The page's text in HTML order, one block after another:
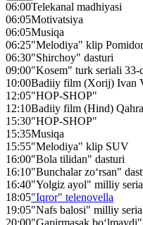
06:00Telekanal madhiyasi
06:05Motivatsiya
06:05Musiqa
06:25"Melodiya" klip
06:30"Shirchoy" dasturi
09:00"Kosem" turk seriali 33-
10:00Badiiy film (Xorij) Ivan
12:05"HOP-SHOP"
12:10Badiiy film (Hind)
15:30"HOP-SHOP"
15:35Musiqa
15:55"Melodiya" klip SUV
16:00"Bola tilidan" dasturi
16:10"Bunchalar zo‘rsan"
16:40"Yolgiz ayol" milliy
18:05"Iqror" telenovella
19:05"Nafs balosi" milliy